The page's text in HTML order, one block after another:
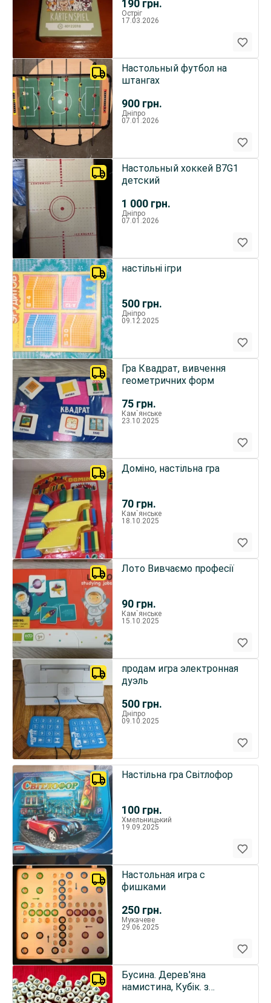
190 грн.
Остріг
17.03.2026
900 грн.
Настольный футбол на
штангах
Дніпро
07.01.2026
1 000 грн.
Настольный хоккей B7G1
детский
Дніпро
07.01.2026
500 грн.
настільні ігри
Дніпро
09.12.2025
75 грн.
Гра Квадрат, вивчення
геометричних форм
Кам`янське
23.10.2025
70 грн.
Доміно, настільна гра
Кам`янське
18.10.2025
90 грн.
Лото Вивчаємо професії
Кам`янське
15.10.2025
500 грн.
продам игра электронная
дуэль
Дніпро
09.10.2025
100 грн.
Настільна гра Світлофор
Хмельницький
19.09.2025
250 грн.
Настольная игра с
фишками
Мукачеве
29.06.2025
Бусина. Дерев'яна
намистина, Кубік. з